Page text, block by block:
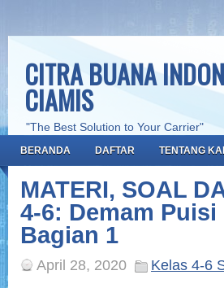
CITRA BUANA
CIAMIS
"The Best Solution to Your Carrier"
BERANDA DAFTAR TENTANG
MATERI, SOAL
4-6: Demam Puisi
Bagian 1
April 28, 2020 Kelas 4-6